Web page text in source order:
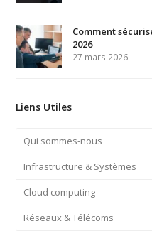
Comment
2026
27 mars 2026
Liens Utiles
Qui sommes-nous
Infrastructure & Systèmes
Cloud computing
Réseaux & Télécoms